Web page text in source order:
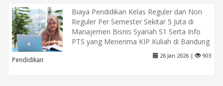
Biaya Pendidikan Kelas Reguler dan Non
Reguler Per Semester Sekitar 5 Juta di
Manajemen Bisnis Syariah S1 Serta Info
PTS yang Menerima KIP Kuliah di Bandung
Pendidikan
26 Jan 2026 | 903